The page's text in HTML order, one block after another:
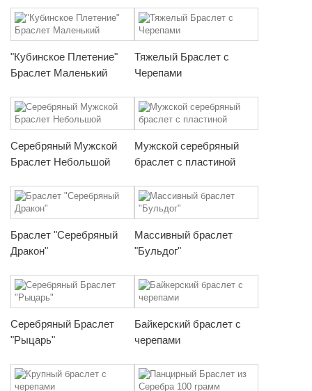
"Кубинское Плетение"
Браслет Маленький
Тяжелый Браслет с
Черепами
Серебряный Мужской
Браслет Небольшой
Мужской серебряный
браслет с пластиной
Браслет "Серебряный
Дракон"
Массивный браслет
"Бульдог"
Серебряный Браслет
"Рыцарь"
Байкерский браслет с
черепами